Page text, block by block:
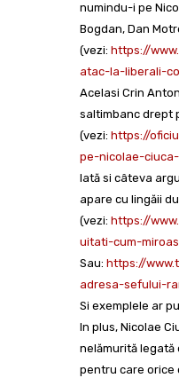
numindu-i pe
Bogdan, Dan
(vezi: https://
atac-la-liberali-
Acelasi Crin
saltimbanc drept
(vezi: https://
pe-nicolae-
Iată si câteva
apare cu lingăii
(vezi: https://
uitati-cum-
Sau: https://
adresa-sefului-
Si exemplele ar
In plus, Nicolae
nelămurită
pentru care orice